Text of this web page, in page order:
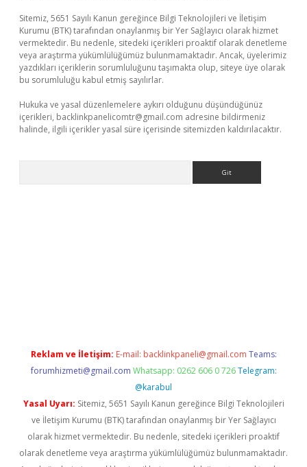
Sitemiz, 5651 Sayılı Kanun gereğince Bilgi Teknolojileri ve İletişim
Kurumu (BTK) tarafından onaylanmış bir Yer Sağlayıcı olarak hizmet
vermektedir. Bu nedenle, sitedeki içerikleri proaktif olarak denetleme
veya araştırma yükümlülüğümüz bulunmamaktadır. Ancak, üyelerimiz
yazdıkları içeriklerin sorumluluğunu taşımakta olup, siteye üye olarak
bu sorumluluğu kabul etmiş sayılırlar.
Hukuka ve yasal düzenlemelere aykırı olduğunu düşündüğünüz
içerikleri, backlinkpanelicomtr@gmail.com adresine bildirmeniz
halinde, ilgili içerikler yasal süre içerisinde sitemizden kaldırılacaktır.
Reklam ve İletişim: E-mail: backlinkpaneli@gmail.com Teams:
forumhizmeti@gmail.com Whatsapp: 0262 606 0 726 Telegram:
@karabul
Yasal Uyarı: Sitemiz, 5651 Sayılı Kanun gereğince Bilgi Teknolojileri
ve İletişim Kurumu (BTK) tarafından onaylanmış bir Yer Sağlayıcı
olarak hizmet vermektedir. Bu nedenle, sitedeki içerikleri proaktif
olarak denetleme veya araştırma yükümlülüğümüz bulunmamaktadır.